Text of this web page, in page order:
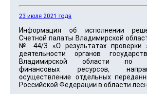
23 июля 2021 года
Информация об исполнении
Счетной палаты Владимирской
№ 44/3 «О результатах проверки
деятельности органов
Владимирской области по
финансовых ресурсов,
осуществление отдельных
Российской Федерации в области